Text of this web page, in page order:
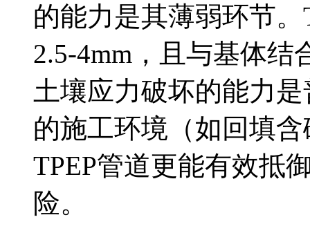
的能力是其薄弱环节
2.5-4mm，且与基体
土壤应力破坏的能力
的施工环境（如回填
TPEP管道更能有效抵
险。